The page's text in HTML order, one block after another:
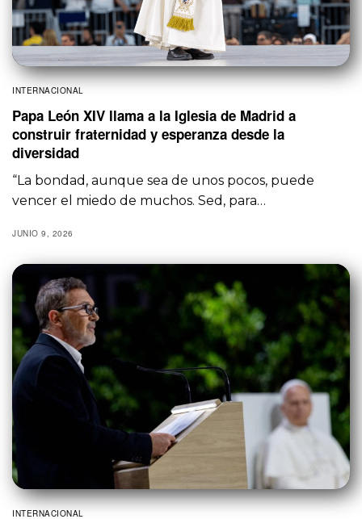
INTERNACIONAL
Papa León XIV llama a la Iglesia de Madrid a
construir fraternidad y esperanza desde la
diversidad
“La bondad, aunque sea de unos pocos, puede
vencer el miedo de muchos. Sed, para…
JUNIO 9, 2026
INTERNACIONAL